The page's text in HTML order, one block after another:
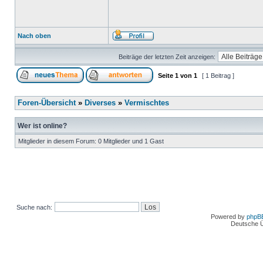
Nach oben
Beiträge der letzten Zeit anzeigen:
Seite 1 von 1 [ 1 Beitrag ]
Foren-Übersicht» Diverses » Vermischtes
Wer ist online?
Mitglieder in diesem Forum: 0 Mitglieder und 1 Gast
Suche nach:
Powered by
Deutsche